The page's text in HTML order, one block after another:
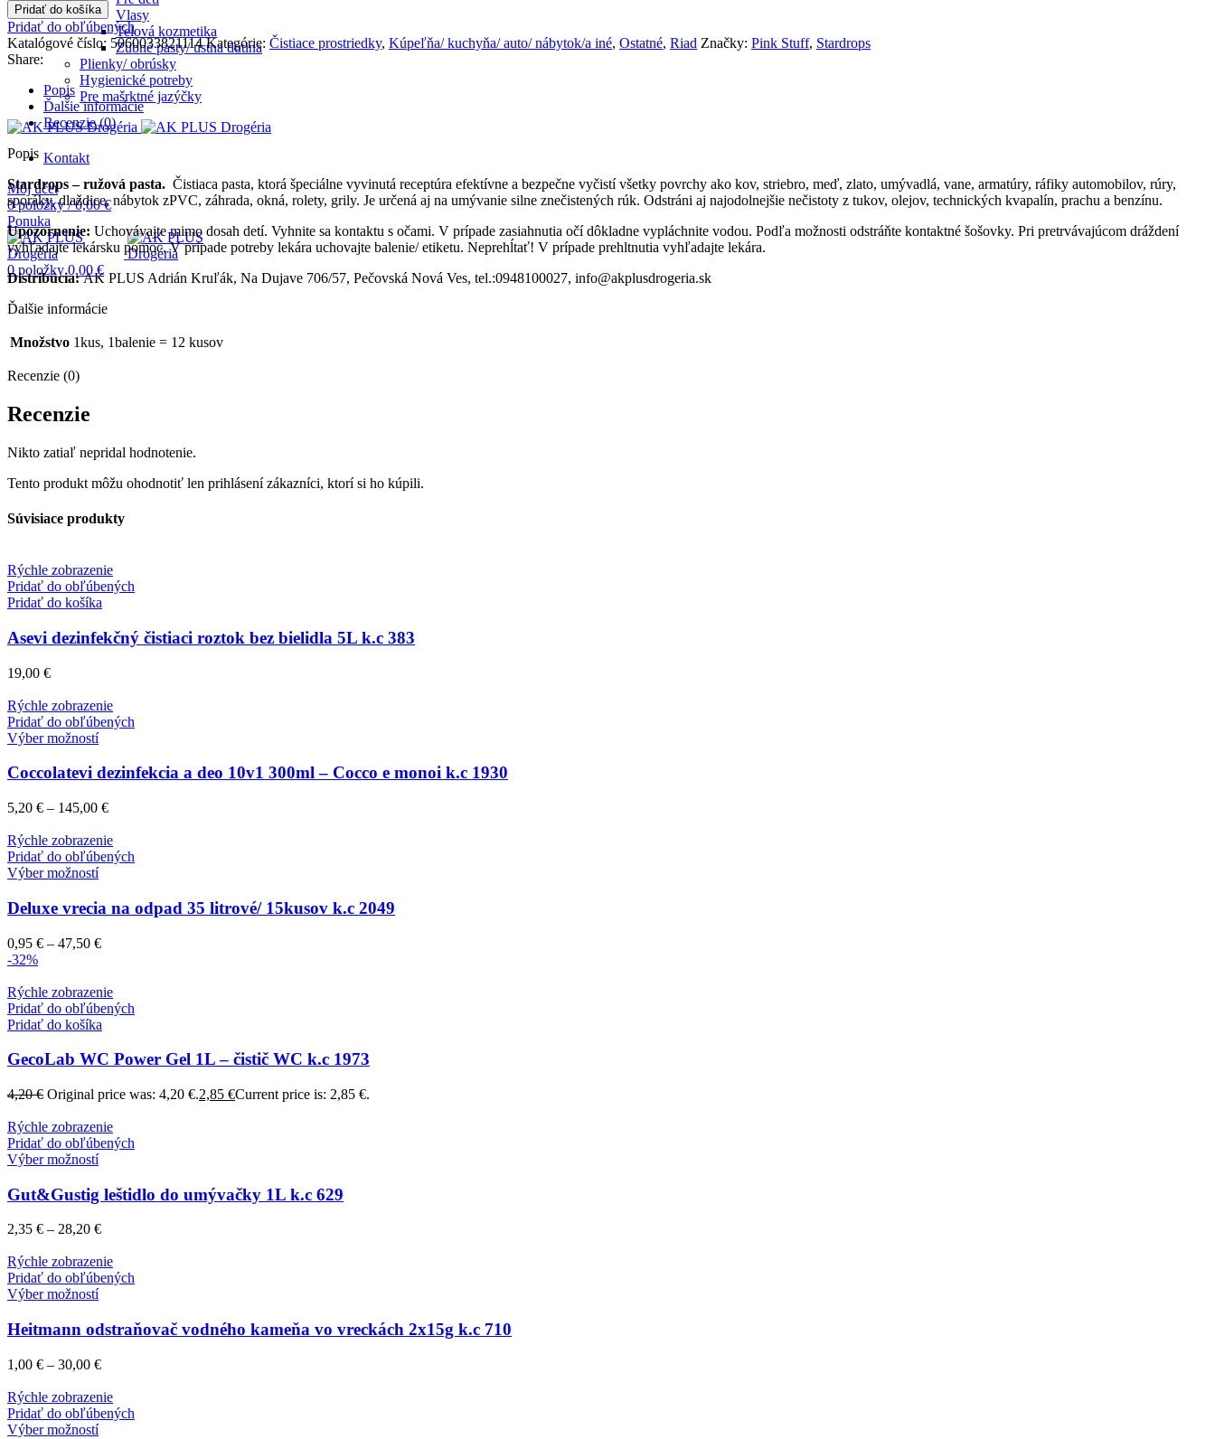
Vlasy
Telová kozmetika
Zubné pasty/ ústna dutina
Plienky/ obrúsky
Hygienické potreby
Pre mašrktné jazýčky
Kontakt
Môj účet
0položky / 0,00€
Ponuka
0položky 0,00€
Pridať do košíka
Pridať do obľúbených
Katalógové číslo: 5060033821114Kategórie: Čistiace prostriedky, Kúpeľňa/ kuchyňa/ auto/ nábytok/a iné, Ostatné, Riad Značky: Pink Stuff, Stardrops
Share:
Popis
Ďalšie informácie
Recenzie (0)
Popis
Stardrops – ružová pasta. Čistiaca pasta, ktorá špeciálne vyvinutá receptúra ​​efektívne a bezpečne vyčistí všetky povrchy ako kov, striebro, meď, zlato, umývadlá, vane, armatúry, ráfiky automobilov, rúry,
sporáky, dlaždice, nábytok zPVC, záhrada, okná, rolety, grily. Je určená aj na umývanie silne znečistených rúk. Odstráni aj najodolnejšie nečistoty z tukov, olejov, technických kvapalín, prachu a benzínu.
Upozornenie: Uchovávajte mimo dosah detí. Vyhnite sa kontaktu s očami. V prípade zasiahnutia očí dôkladne vypláchnite vodou. Podľa možnosti odstráňte kontaktné šošovky. Pri pretrvávajúcom dráždení
vyhľadajte lekársku pomoc. V prípade potreby lekára uchovajte balenie/ etiketu. Neprehĺtať! V prípade prehltnutia vyhľadajte lekára.
Distribúcia:AK PLUS Adrián Kruľák, Na Dujave 706/57, Pečovská Nová Ves, tel.:0948100027, info@akplusdrogeria.sk
Ďalšie informácie
Množstvo 1kus, 1balenie = 12 kusov
Recenzie (0)
Recenzie
Nikto zatiaľ nepridal hodnotenie.
Tento produkt môžu ohodnotiť len prihlásení zákazníci, ktorí si ho kúpili.
Súvisiace produkty
Rýchle zobrazenie
Pridať do obľúbených
Pridať do košíka
Asevi dezinfekčný čistiaci roztok bez bielidla 5L k.c 383
19,00 €
Rýchle zobrazenie
Pridať do obľúbených
Výber možností
Coccolatevi dezinfekcia a deo 10v1 300ml – Cocco e monoi k.c 1930
5,20 € – 145,00 €
Rýchle zobrazenie
Pridať do obľúbených
Výber možností
Deluxe vrecia na odpad 35 litrové/ 15kusov k.c 2049
0,95 € – 47,50 €
-32%
Rýchle zobrazenie
Pridať do obľúbených
Pridať do košíka
GecoLab WC Power Gel 1L – čistič WC k.c 1973
4,20€ Original price was: 4,20 €.2,85 €Current price is: 2,85 €.
Rýchle zobrazenie
Pridať do obľúbených
Výber možností
Gut&Gustig leštidlo do umývačky 1L k.c 629
2,35 € – 28,20 €
Rýchle zobrazenie
Pridať do obľúbených
Výber možností
Heitmann odstraňovač vodného kameňa vo vreckách 2x15g k.c 710
1,00 € – 30,00 €
Rýchle zobrazenie
Pridať do obľúbených
Výber možností